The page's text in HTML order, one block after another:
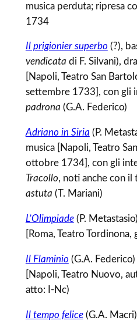
musica perduta; ripresa
1734
Il prigionier superbo (?),
vendicata di F. Silvani),
[Napoli, Teatro San
settembre 1733], con gli
padrona (G.A. Federico)
Adriano in Siria (P.
musica [Napoli, Teatro
ottobre 1734], con gli
Tracollo, noti anche con il
astuta (T. Mariani)
L’Olimpiade(P.
[Roma, Teatro Tordinona,
Il Flaminio (G.A.
[Napoli, Teatro Nuovo,
atto: I-Nc)
Il tempo felice(G.A.